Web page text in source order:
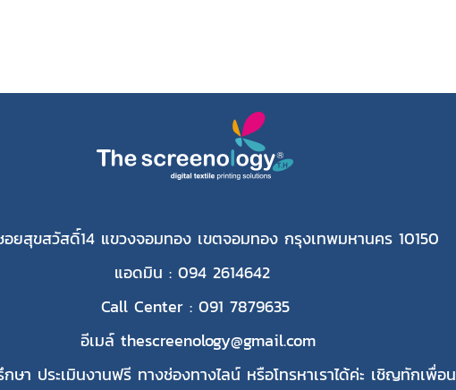
ยสุขสวัสดิ์14 แขวงจอมทอง เขตจอมทอง กรุงเทพมหานคร 10150
แอดมิน : 094 2614642
Call Center : 091 7879635
อีเมล์ thescreenology@gmail.com
ษา ประเมินงานฟรี ทางช่องทางไลน์ หรือโทรหาเราได้ค่ะ เชิญทักเพื่อน